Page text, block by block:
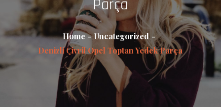
Parça
Home
Uncategorized
Denizli Çivril Opel Toptan Yedek Parça